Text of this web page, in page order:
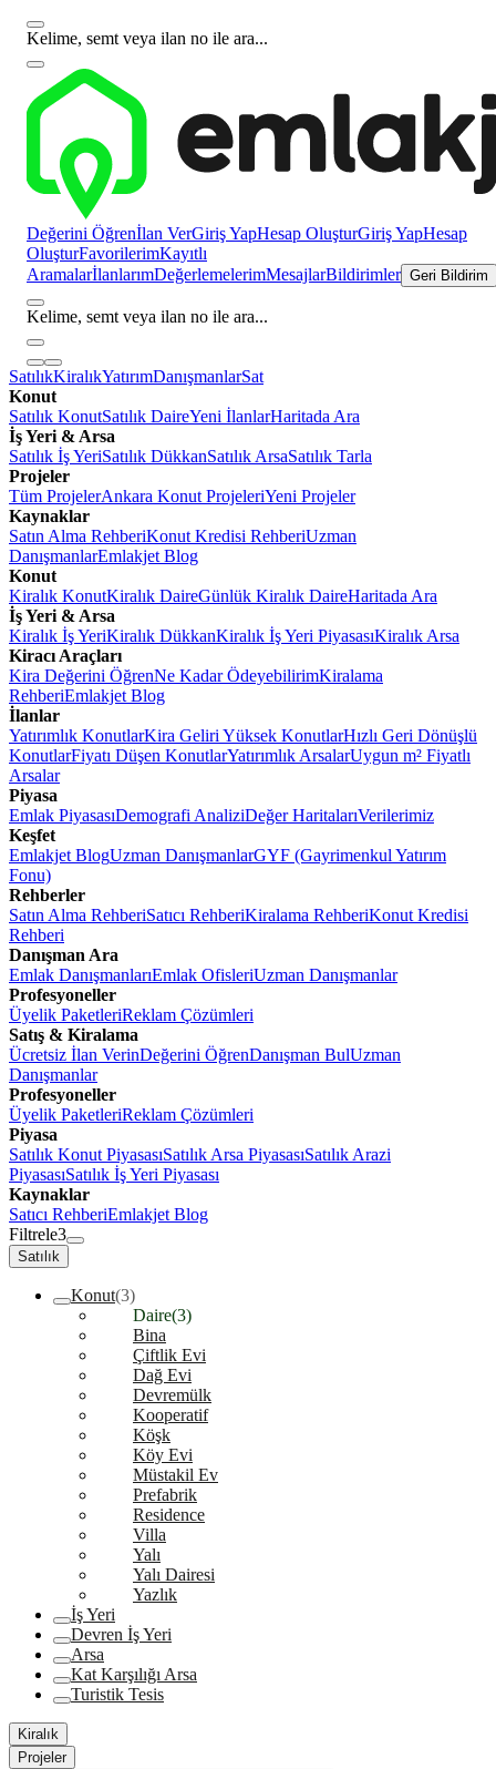
Kelime, semt veya ilan no ile ara...
Değerini Öğrenİlan VerGiriş YapHesap OluşturGiriş YapHesap
OluşturFavorilerimKayıtlı
AramalarİlanlarımDeğerlemelerimMesajlarBildirimler Geri Bildirim
Kelime, semt veya ilan no ile ara...
SatılıkKiralıkYatırımDanışmanlarSat
Konut
Satılık KonutSatılık DaireYeni İlanlarHaritada Ara
İş Yeri & Arsa
Satılık İş YeriSatılık DükkanSatılık ArsaSatılık Tarla
Projeler
Tüm ProjelerAnkara Konut ProjeleriYeni Projeler
Kaynaklar
Satın Alma RehberiKonut Kredisi RehberiUzman
DanışmanlarEmlakjet Blog
Konut
Kiralık KonutKiralık DaireGünlük Kiralık DaireHaritada Ara
İş Yeri & Arsa
Kiralık İş YeriKiralık DükkanKiralık İş Yeri PiyasasıKiralık Arsa
Kiracı Araçları
Kira Değerini ÖğrenNe Kadar ÖdeyebilirimKiralama
RehberiEmlakjet Blog
İlanlar
Yatırımlık KonutlarKira Geliri Yüksek KonutlarHızlı Geri Dönüşlü
KonutlarFiyatı Düşen KonutlarYatırımlık ArsalarUygun m² Fiyatlı
Arsalar
Piyasa
Emlak PiyasasıDemografi AnaliziDeğer HaritalarıVerilerimiz
Keşfet
Emlakjet BlogUzman DanışmanlarGYF (Gayrimenkul Yatırım
Fonu)
Rehberler
Satın Alma RehberiSatıcı RehberiKiralama RehberiKonut Kredisi
Rehberi
Danışman Ara
Emlak DanışmanlarıEmlak OfisleriUzman Danışmanlar
Profesyoneller
Üyelik PaketleriReklam Çözümleri
Satış & Kiralama
Ücretsiz İlan VerinDeğerini ÖğrenDanışman BulUzman
Danışmanlar
Profesyoneller
Üyelik PaketleriReklam Çözümleri
Piyasa
Satılık Konut PiyasasıSatılık Arsa PiyasasıSatılık Arazi
PiyasasıSatılık İş Yeri Piyasası
Kaynaklar
Satıcı RehberiEmlakjet Blog
Filtrele3
Satılık
Konut(3)
Daire(3)
Bina
Çiftlik Evi
Dağ Evi
Devremülk
Kooperatif
Köşk
Köy Evi
Müstakil Ev
Prefabrik
Residence
Villa
Yalı
Yalı Dairesi
Yazlık
İş Yeri
Devren İş Yeri
Arsa
Kat Karşılığı Arsa
Turistik Tesis
Kiralık
Projeler